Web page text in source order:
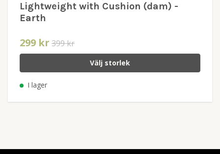
Lightweight with Cushion (dam) -
Earth
299 kr 399 kr
Välj storlek
I lager